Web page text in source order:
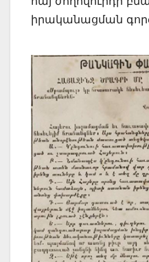
իրակա­նացման